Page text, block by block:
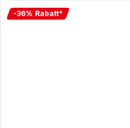
-36% Rabatt*